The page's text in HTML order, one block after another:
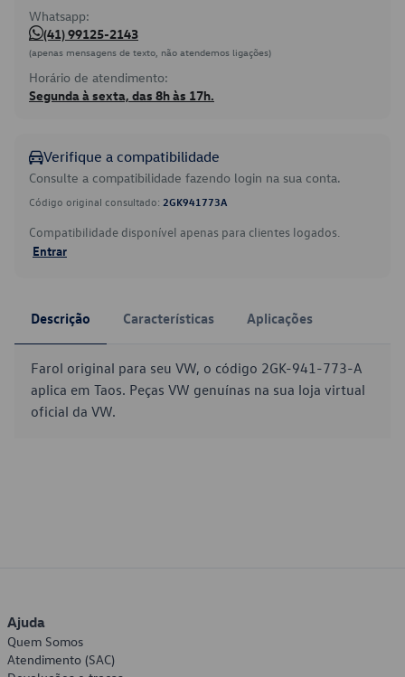
Whatsapp:
(41) 99125-2143
(apenas mensagens de texto, não atendemos ligações)
Horário de atendimento:
Segunda à sexta, das 8h às 17h.
Verifique a compatibilidade
Consulte a compatibilidade fazendo login na sua conta.
Código original consultado: 2GK941773A
Compatibilidade disponível apenas para clientes logados.
Entrar
Descrição Características Aplicações
Farol original para seu VW, o código 2GK-941-773-A
aplica em Taos. Peças VW genuínas na sua loja virtual
oficial da VW.
Ajuda
Quem Somos
Atendimento (SAC)